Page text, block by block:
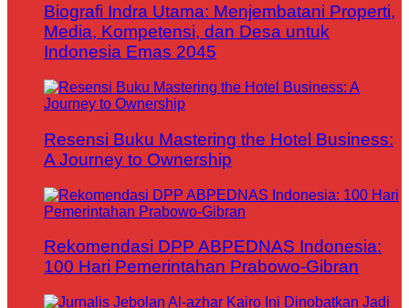
Biografi Indra Utama: Menjembatani Properti,
Media, Kompetensi, dan Desa untuk
Indonesia Emas 2045
Resensi Buku Mastering the Hotel Business:
A Journey to Ownership
Rekomendasi DPP ABPEDNAS Indonesia:
100 Hari Pemerintahan Prabowo-Gibran